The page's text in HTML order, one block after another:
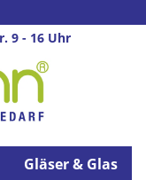
9 - 16 Uhr
Gläser & Glas